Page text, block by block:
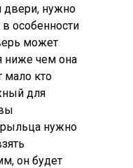
двери, нужно
особенности
может
ниже чем она
мало кто
для
нужно
он будет